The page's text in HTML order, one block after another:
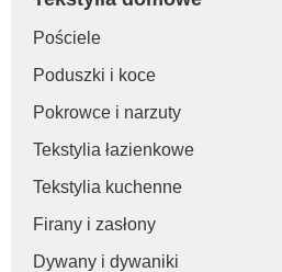
Pościele
Poduszki i koce
Pokrowce i narzuty
Tekstylia łazienkowe
Tekstylia kuchenne
Firany i zasłony
Dywany i dywaniki